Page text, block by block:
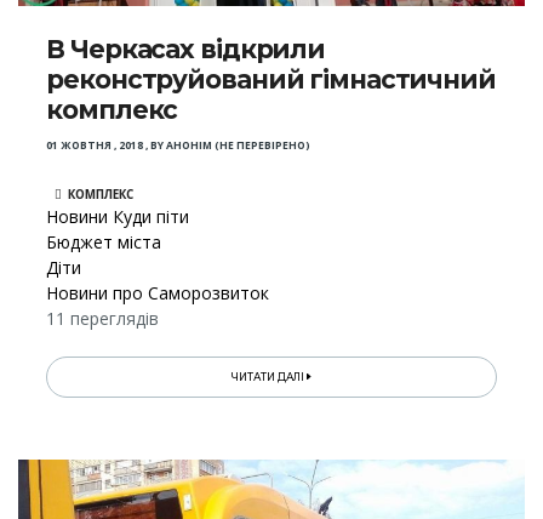
В Черкасах відкрили
реконструйований гімнастичний
комплекс
01 ЖОВТНЯ , 2018,BYАНОНІМ (НЕ ПЕРЕВІРЕНО)
КОМПЛЕКС
Новини Куди піти
Бюджет міста
Діти
Новини про Саморозвиток
11 переглядів
ЧИТАТИ ДАЛІ